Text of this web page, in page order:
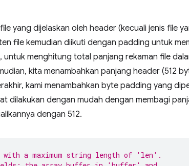
yang dijelaskan oleh header (kecuali jenis file
file kemudian diikuti dengan padding untuk
menghitung total panjang rekaman file
kita menambahkan panjang header (512
kami menambahkan byte padding yang
dilakukan dengan mudah dengan membagi
dengan 512.
a maximum string length of 'len'.